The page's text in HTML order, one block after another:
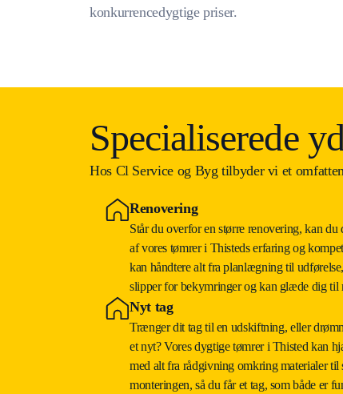
konkurrencedygtige priser.
Specialiserede
Hos Cl Service og Byg tilbyder vi et
Renovering
Står du overfor en større renovering, kan du
af vores tømrer i Thisteds erfaring og
kan håndtere alt fra planlægning til
slipper for bekymringer og kan glæde dig til
Nyt tag
Trænger dit tag til en udskiftning, eller
et nyt? Vores dygtige tømrer i Thisted kan
med alt fra rådgivning omkring materialer til
monteringen, så du får et tag, som både er